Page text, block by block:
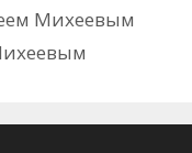
Михеевым